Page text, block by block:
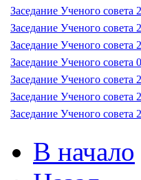
Заседание Ученого совета
Заседание Ученого совета
Заседание Ученого совета
Заседание Ученого совета
Заседание Ученого совета
Заседание Ученого совета
Заседание Ученого совета
В начало